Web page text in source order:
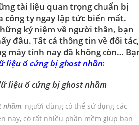
tài liệu quan trọng chuẩn bị
công ty ngay lập tức biến mất.
kỷ niệm về người thân, bạn
đâu. Tất cả thông tin về đối tác,
máy tính nay đã không còn…
liệu ổ cứng bị ghost nhầm
liệu ổ cứng bị ghost nhầm
nhầm, người dùng có thể sử dụng các
nay, có rất nhiều phần mềm giúp bạn